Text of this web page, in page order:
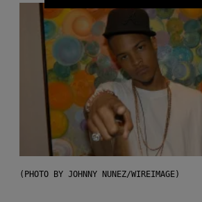
(PHOTO BY JOHNNY NUNEZ/WIREIMAGE)